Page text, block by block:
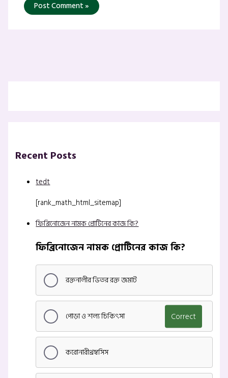
Recent Posts
tedt
[rank_math_html_sitemap]
ফিব্রিনোজেন নামক প্রোটিনের কাজ কি?
ফিব্রিনোজেন নামক প্রোটিনের কাজ কি?
রক্তনালীর ভিতর রক্ত জমাট
পোড়া ও শল্য চিকিৎসা Correct
করোনারীথ্রম্বসিস